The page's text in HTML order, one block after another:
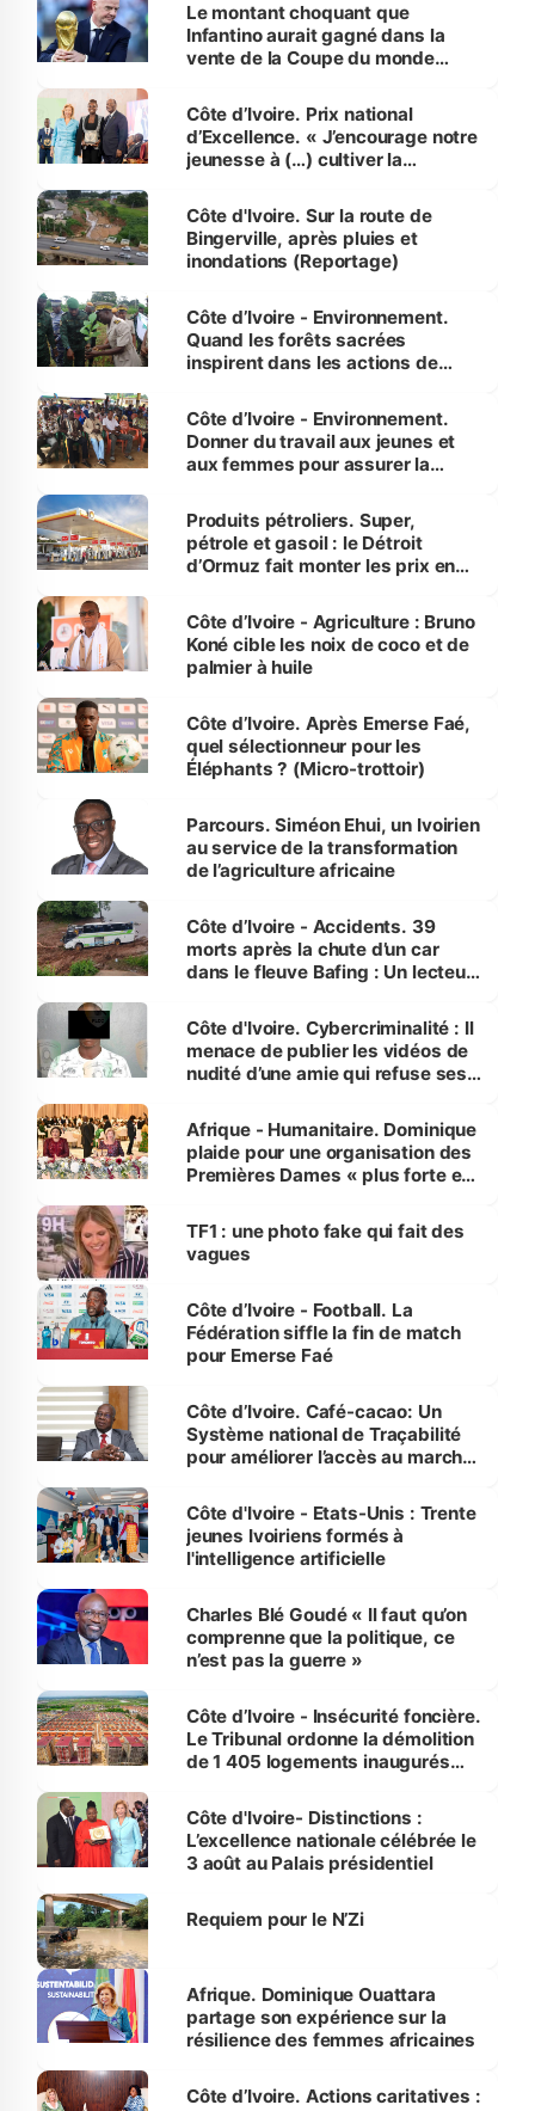
Le montant choquant que
Infantino aurait gagné dans la
vente de la Coupe du monde
Côte d’Ivoire. Prix national
d’Excellence. « J’encourage notre
jeunesse à (…) cultiver la
(Alassane Ouattara
Côte d'Ivoire. Sur la route de
Bingerville, après pluies et
inondations (Reportage)
Côte d’Ivoire - Environnement.
Quand les forêts sacrées
inspirent dans les actions de
Côte d’Ivoire - Environnement.
Donner du travail aux jeunes et
aux femmes pour assurer la
menacées
Produits pétroliers. Super,
pétrole et gasoil : le Détroit
d’Ormuz fait monter les prix en
Côte d’Ivoire - Agriculture : Bruno
Koné cible les noix de coco et de
palmier à huile
Côte d’Ivoire. Après Emerse Faé,
quel sélectionneur pour les
Éléphants ? (Micro-trottoir)
Parcours. Siméon Ehui, un Ivoirien
au service de la transformation
de l’agriculture africaine
Côte d’Ivoire - Accidents. 39
morts après la chute d’un car
dans le fleuve Bafing : Un lecteur
des Transports
Côte d'Ivoire. Cybercriminalité : Il
menace de publier les vidéos de
nudité d’une amie qui refuse ses
Afrique - Humanitaire. Dominique
plaide pour une organisation des
Premières Dames « plus forte et
sur la scène internationale »
TF1 : une photo fake qui fait des
vagues
Côte d’Ivoire - Football. La
Fédération siffle la fin de match
pour Emerse Faé
Côte d’Ivoire. Café-cacao: Un
Système national de Traçabilité
pour améliorer l’accès au marché
Côte d'Ivoire - Etats-Unis : Trente
jeunes Ivoiriens formés à
l'intelligence artificielle
Charles Blé Goudé « Il faut qu’on
comprenne que la politique, ce
n’est pas la guerre »
Côte d’Ivoire - Insécurité foncière.
Le Tribunal ordonne la démolition
de 1 405 logements inaugurés
Bassam
Côte d'Ivoire- Distinctions :
L’excellence nationale célébrée le
3 août au Palais présidentiel
Requiem pour le N’Zi
Afrique. Dominique Ouattara
partage son expérience sur la
résilience des femmes africaines
Côte d’Ivoire. Actions caritatives :